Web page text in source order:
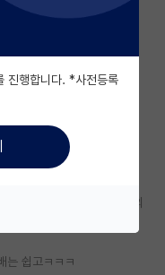
도 하고 자랑하기도 하고
선 여전히 설카포가 주는 의
...)
는 쉽고ㅋㅋㅋ
진행합니다. *사전등록